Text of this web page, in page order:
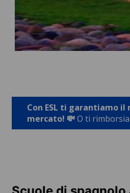
Con ESL ti garantiamo
mercato! 💸O ti